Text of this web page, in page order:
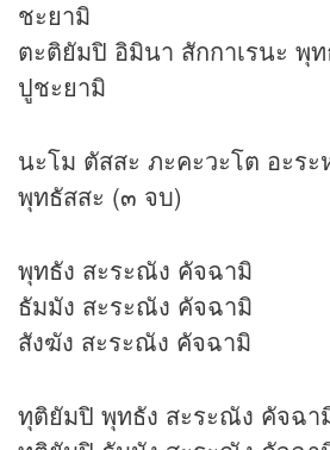
ชะยามิ
ตะติยัมปิ อิมินา สักกาเรนะ พุ
ปูชะยามิ
นะโม ตัสสะ ภะคะวะโต อะร
พุทธัสสะ (๓ จบ)
พุทธัง สะระณัง คัจฉามิ
ธัมมัง สะระณัง คัจฉามิ
สังฆัง สะระณัง คัจฉามิ
ทุติยัมปิ พุทธัง สะระณัง คัจฉา